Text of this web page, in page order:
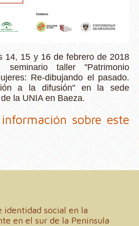
14, 15 y 16 de febrero de 2018
taller "Patrimonio
Re-dibujando el pasado.
a la difusión" en la sede
la UNIA en Baeza.
sobre este
identidad social en la
en el sur de la Península